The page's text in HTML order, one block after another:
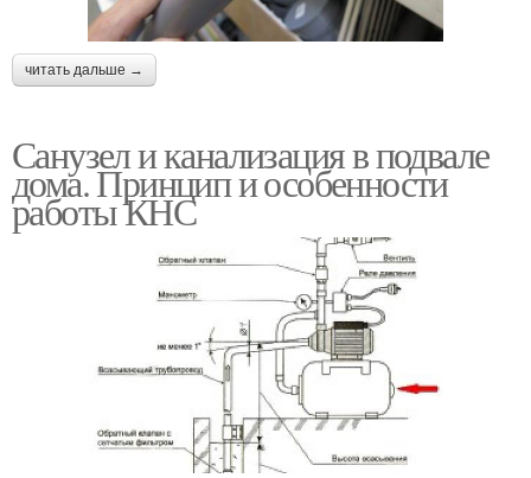
читать дальше →
Санузел и канализация в подвале
дома. Принцип и особенности
работы КНС